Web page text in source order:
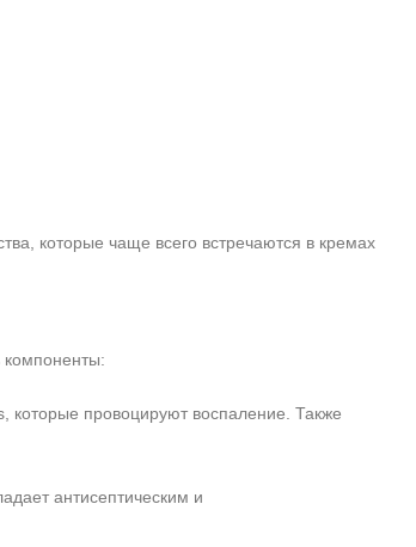
которые чаще всего встречаются в кремах
компоненты:
которые провоцируют воспаление. Также
антисептическим и